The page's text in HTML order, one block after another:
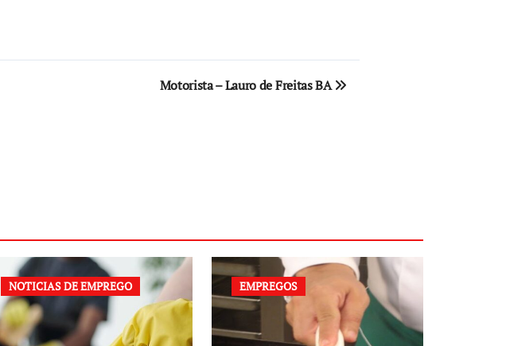
Motorista – Lauro de Freitas BA
NOTICIAS DE EMPREGO EMPREGOS